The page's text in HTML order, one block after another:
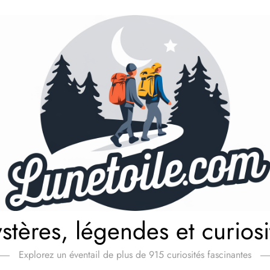
légendes et
Explorez un éventail de plus de 915 curiosités fascinantes